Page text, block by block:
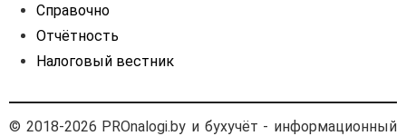
Справочно
Отчётность
Налоговый вестник
© 2018-2026 PROnalogi.by и бухучёт - информационный